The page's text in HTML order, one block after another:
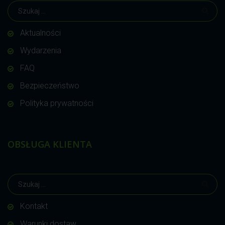
Aktualności
Wydarzenia
FAQ
Bezpieczeństwo
Polityka prywatności
OBSŁUGA KLIENTA
Kontakt